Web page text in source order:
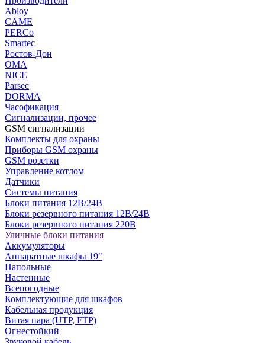
Abloy
CAME
PERCo
Smartec
Ростов-Дон
ОМА
NICE
Parsec
DORMA
Часофикация
Сигнализации, прочее
GSM сигнализации
Комплекты для охраны
Приборы GSM охраны
GSM розетки
Управление котлом
Датчики
Системы питания
Блоки питания 12В/24В
Блоки резервного питания 12В/24В
Блоки резервного питания 220В
Уличные блоки питания
Аккумуляторы
Аппаратные шкафы 19"
Напольные
Настенные
Всепогодные
Комплектующие для шкафов
Кабельная продукция
Витая пара (UTP, FTP)
Огнестойкий